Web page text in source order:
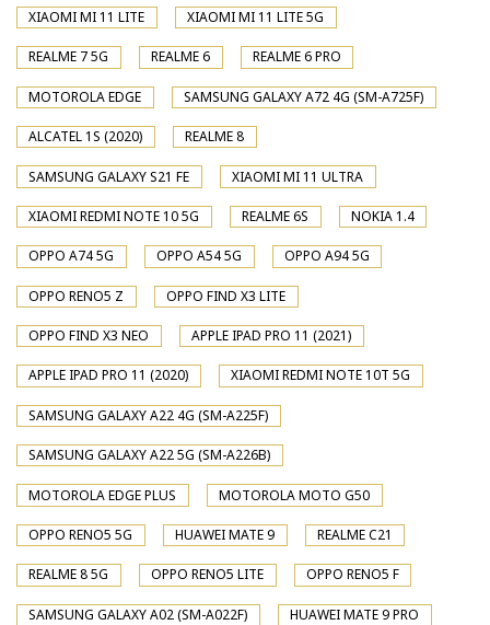
XIAOMI MI 11 LITE XIAOMI MI 11 LITE 5G
REALME 7 5G REALME 6 REALME 6 PRO
MOTOROLA EDGE SAMSUNG GALAXY A72 4G (SM-A725F)
ALCATEL 1S (2020) REALME 8
SAMSUNG GALAXY S21 FE XIAOMI MI 11 ULTRA
XIAOMI REDMI NOTE 10 5G REALME 6S NOKIA 1.4
OPPO A74 5G OPPO A54 5G OPPO A94 5G
OPPO RENO5 Z OPPO FIND X3 LITE
OPPO FIND X3 NEO APPLE IPAD PRO 11 (2021)
APPLE IPAD PRO 11 (2020) XIAOMI REDMI NOTE 10T 5G
SAMSUNG GALAXY A22 4G (SM-A225F)
SAMSUNG GALAXY A22 5G (SM-A226B)
MOTOROLA EDGE PLUS MOTOROLA MOTO G50
OPPO RENO5 5G HUAWEI MATE 9 REALME C21
REALME 8 5G OPPO RENO5 LITE OPPO RENO5 F
SAMSUNG GALAXY A02 (SM-A022F) HUAWEI MATE 9 PRO